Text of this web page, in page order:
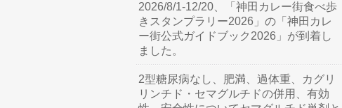
2026/8/1-12/20、「神田カレー街食べ歩
きスタンプラリー2026」の「神田カレ
ー街公式ガイドブック2026」が到着し
ました。
2型糖尿病なし、肥満、過体重、カグリ
リンチド・セマグルチドの併用、有効